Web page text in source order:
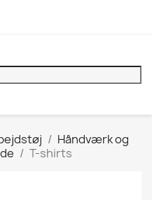
Håndværk og
T-shirts